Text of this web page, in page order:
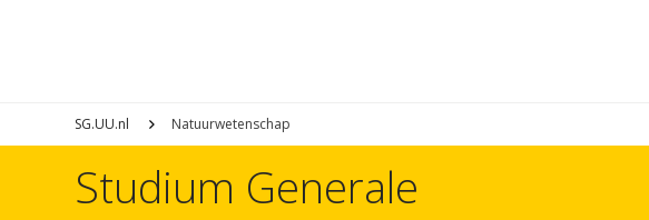
SG.UU.nl Natuurwetenschap
Studium Generale